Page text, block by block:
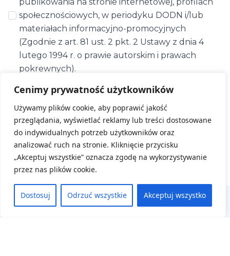
Cenimy prywatność użytkowników
Używamy plików cookie, aby poprawić jakość
przeglądania, wyświetlać reklamy lub treści dostosowane
do indywidualnych potrzeb użytkowników oraz
analizować ruch na stronie. Kliknięcie przycisku
„Akceptuj wszystkie” oznacza zgodę na wykorzystywanie
przez nas plików cookie.
Dostosuj Odrzuć wszystkie Akceptuj wszystko
społecznościowych, w periodyku DODN i/lub
materiałach informacyjno-promocyjnych
(Zgodnie z art. 81 ust. 2 pkt. 2 Ustawy z dnia 4
lutego 1994 r. o prawie autorskim i prawach
pokrewnych).
Zapoznaj się jak chronimy Twoje dane -
informacyjna
ZAREJESTRUJ SIĘ